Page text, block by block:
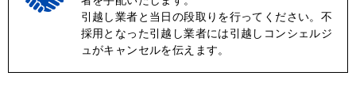
引越し業者と当日の段取りを行ってください。不
採用となった引越し業者には引越しコンシェルジ
ュがキャンセルを伝えます。